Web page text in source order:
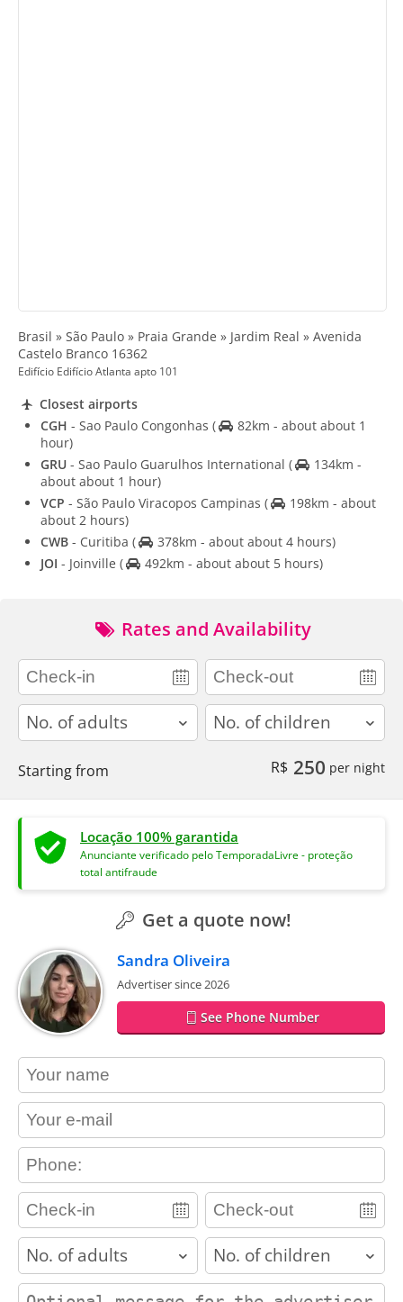
Brasil » São Paulo » Praia Grande » Jardim Real » Avenida
Castelo Branco 16362
Edifício Edifício Atlanta apto 101
Closest airports
CGH - Sao Paulo Congonhas (
82km - about about 1
hour)
GRU - Sao Paulo Guarulhos International (
134km -
about about 1 hour)
VCP - São Paulo Viracopos Campinas (
198km - about
about 2 hours)
CWB - Curitiba (
378km - about about 4 hours)
JOI - Joinville ( 492km - about about 5 hours)
Rates and Availability
adults children
Starting from R$ 250 per night
Locação 100% garantida
Anunciante verificado pelo TemporadaLivre - proteção
total antifraude
Get a quote now!
Sandra Oliveira
Advertiser since 2026
See Phone Number
contact_name
contact_email
contact_phone
adults children
contact_message